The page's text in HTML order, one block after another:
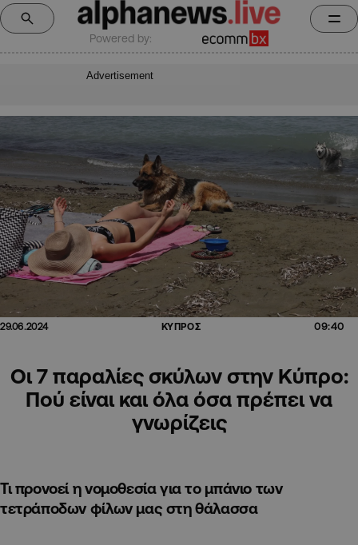
Powered by:
Advertisement
29.06.2024 ΚΥΠΡΟΣ 09:40
Οι 7 παραλίες σκύλων στην Κύπρο:
Πού είναι και όλα όσα πρέπει να
γνωρίζεις
Τι προνοεί η νομοθεσία για το μπάνιο των
τετράποδων φίλων μας στη θάλασσα